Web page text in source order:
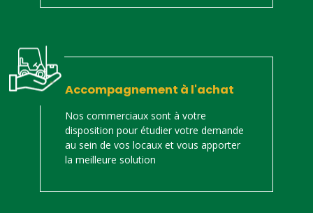
Accompagnement à l'achat
Nos commerciaux sont à votre
disposition pour étudier votre demande
au sein de vos locaux et vous apporter
la meilleure solution